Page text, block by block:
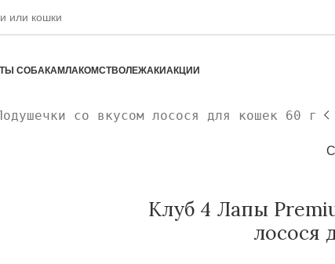
СОБАКАМЛАКОМСТВОЛЕЖАКИАКЦИИ
со вкусом лосося для кошек 60 г
Клуб 4 Лапы
лосося